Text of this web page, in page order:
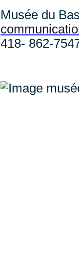
Musée du
418- 862-